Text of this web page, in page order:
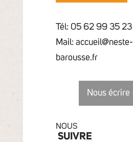
Tél: 05 62 99 35 23
Mail: accueil@neste-
barousse.fr
Nous écrire
NOUS
SUIVRE